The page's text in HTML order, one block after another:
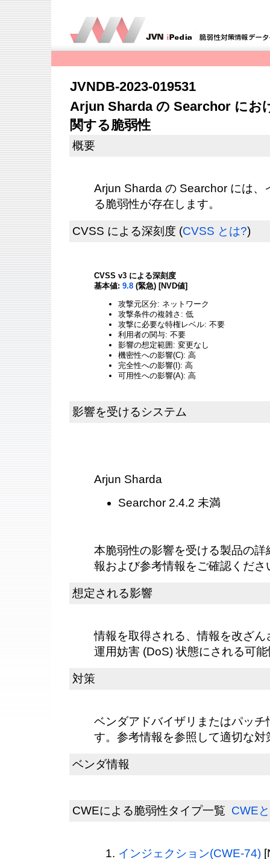
JVNDB-2023-019531
Arjun Sharda の Searchor にお
関する脆弱性
概要
Arjun Sharda の Searchor には、
る脆弱性が存在します。
CVSS による深刻度 (CVSS とは?)
CVSS v3 による深刻度
基本値: 9.8 (緊急) [NVD値]
攻撃元区分: ネットワーク
攻撃条件の複雑さ: 低
攻撃に必要な特権レベル: 不要
利用者の関与: 不要
影響の想定範囲: 変更なし
機密性への影響(C): 高
完全性への影響(I): 高
可用性への影響(A): 高
影響を受けるシステム
Arjun Sharda
Searchor 2.4.2 未満
本脆弱性の影響を受ける製品の
報および参考情報をご確認くださ
想定される影響
情報を取得される、情報を改ざ
運用妨害 (DoS) 状態にされる可
対策
ベンダアドバイザリまたはパッ
す。参考情報を参照して適切な
ベンダ情報
CWEによる脆弱性タイプ一覧 CWE
インジェクション(CWE-74)